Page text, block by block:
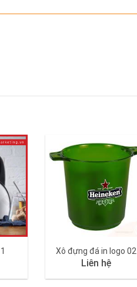
Xô đựng đá in logo 02
Liên hệ